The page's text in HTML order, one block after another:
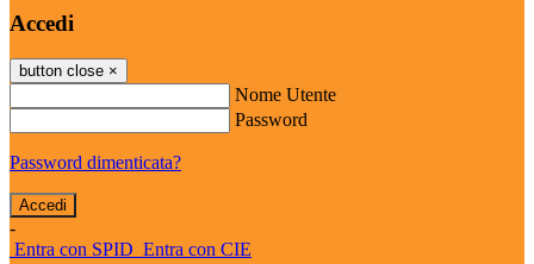
Accedi
button close ×
Nome Utente
Password
Password dimenticata?
-
Entra con SPID Entra con CIE